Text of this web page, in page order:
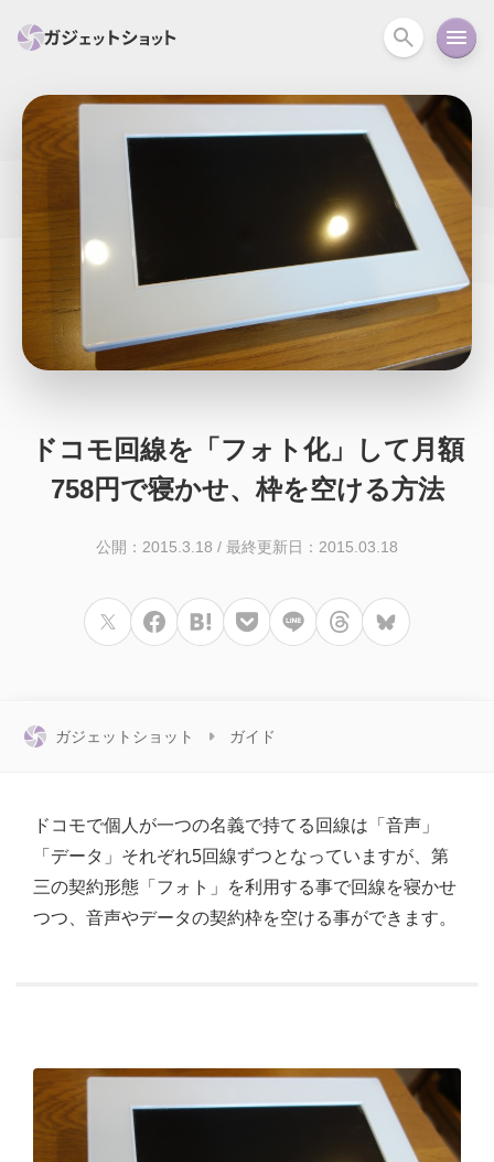
カメラ ウェア
セール情報 アクションカメラ カメラ
回線 iPhone iPad
ガイド オーディオ 周辺機器
ドコモ回線を「フォト化」して月額
758円で寝かせ、枠を空ける方法
公開：2015.3.18 / 最終更新日：2015.03.18
ガジェットショット ガイド
ドコモで個人が一つの名義で持てる回線は「音声」
「データ」それぞれ5回線ずつとなっていますが、第
三の契約形態「フォト」を利用する事で回線を寝かせ
つつ、音声やデータの契約枠を空ける事ができます。